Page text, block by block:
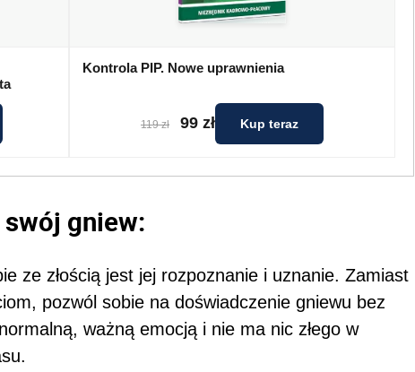
Kontrola PIP. Nowe uprawnienia
119 zł 99 zł Kup teraz
gniew:
ze złością jest jej rozpoznanie i uznanie. Zamiast
pozwól sobie na doświadczenie gniewu bez
ważną emocją i nie ma nic złego w